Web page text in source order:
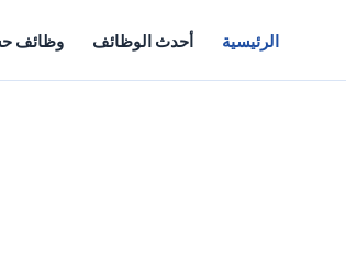
الرئيسية أحدث الوظائف وظائف